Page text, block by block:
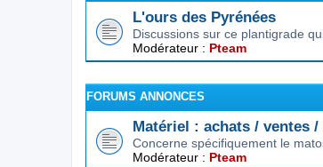
L'ours des Pyrénées
Discussions sur ce plantigrade
Modérateur : Pteam
FORUMS ANNONCES
Matériel : achats / ventes
Concerne spécifiquement le
Modérateur : Pteam